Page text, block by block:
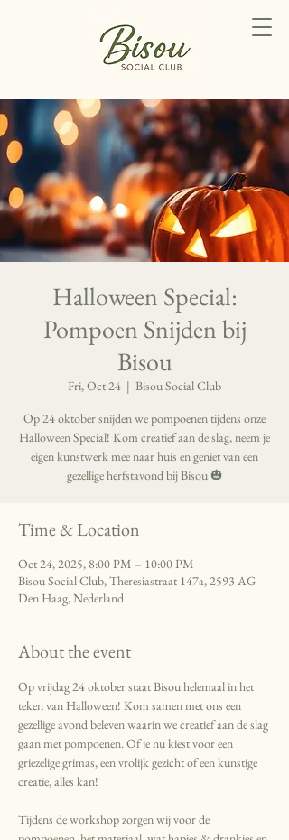
Halloween Special:
Pompoen Snijden bij
Bisou
Fri, Oct 24
  |
Bisou Social Club
Op 24 oktober snijden we pompoenen tijdens onze
Halloween Special! Kom creatief aan de slag, neem je
eigen kunstwerk mee naar huis en geniet van een
gezellige herfstavond bij Bisou 🎃
Time & Location
Oct 24, 2025, 8:00 PM – 10:00 PM
Bisou Social Club, Theresiastraat 147a, 2593 AG
Den Haag, Nederland
About the event
Op vrijdag 24 oktober staat Bisou helemaal in het
teken van Halloween! Kom samen met ons een
gezellige avond beleven waarin we creatief aan de slag
gaan met pompoenen. Of je nu kiest voor een
griezelige grimas, een vrolijk gezicht of een kunstige
creatie, alles kan!
Tijdens de workshop zorgen wij voor de